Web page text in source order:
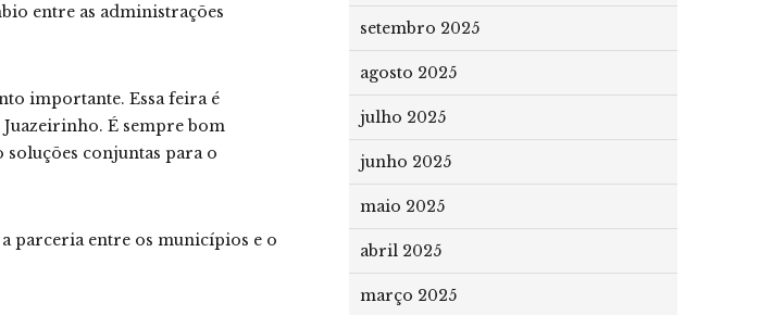
entre as administrações
importante. Essa feira é
É sempre bom
soluções conjuntas para o
parceria entre os municípios e o
setembro 2025
agosto 2025
julho 2025
junho 2025
maio 2025
abril 2025
março 2025